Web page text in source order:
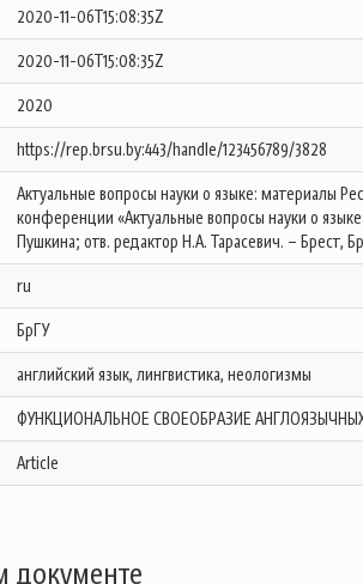
2020-11-06T15:08:35Z
2020-11-06T15:08:35Z
2020
https://rep.brsu.by:443/handle/123456789/3828
Актуальные вопросы науки о языке: материалы
конференции «Актуальные вопросы науки о
Пушкина; отв. редактор Н.А. Тарасевич. – Брест,
ru
БрГУ
английский язык, лингвистика, неологизмы
ФУНКЦИОНАЛЬНОЕ СВОЕОБРАЗИЕ
Article
документе